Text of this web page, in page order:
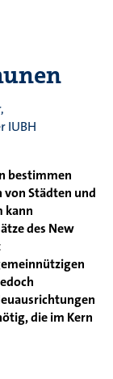
IUBH
bestimmen
Städten und
kann
des New
die im Kern